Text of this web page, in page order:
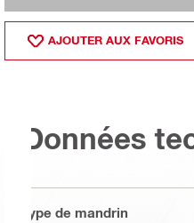
AJOUTER AUX FAVORIS
Données
Type de mandrin